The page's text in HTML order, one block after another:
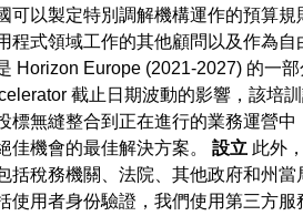
可以製定特別調解機構運作的預算
程式領域工作的其他顧問以及作為
Horizon Europe (2021-2027) 的一
截止日期波動的影響，該培
標無縫整合到正在進行的業務運營
佳機會的最佳解決方案。 設立 此外
括稅務機關、法院、其他政府和州
使用者身份驗證，我們使用第三方